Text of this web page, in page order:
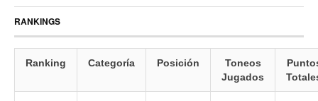
RANKINGS
Ranking Categoría Posición
Toneos
Jugados